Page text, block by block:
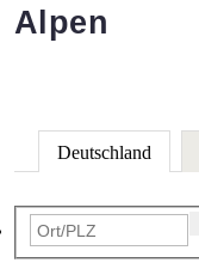
Alpen
Deutschland